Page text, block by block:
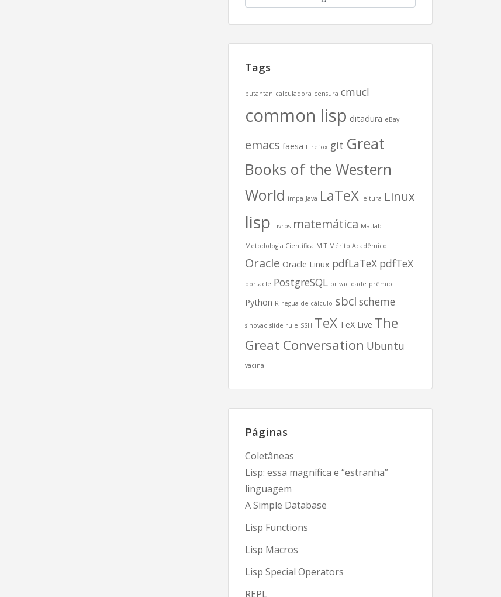
Tags
butantan calculadora censura cmucl
common lisp ditadura eBay
emacs faesa Firefox git Great
Books of the Western
World impa Java LaTeX leitura Linux
lisp Livros matemática Matlab
Metodologia Científica MIT Mérito Acadêmico
Oracle Oracle Linux pdfLaTeX pdfTeX
portacle PostgreSQL privacidade prêmio
Python R régua de cálculo sbcl scheme
sinovac slide rule SSH TeX TeX Live The
Great Conversation Ubuntu
vacina
Páginas
Coletâneas
Lisp: essa magnífica e “estranha”
linguagem
A Simple Database
Lisp Functions
Lisp Macros
Lisp Special Operators
REPL